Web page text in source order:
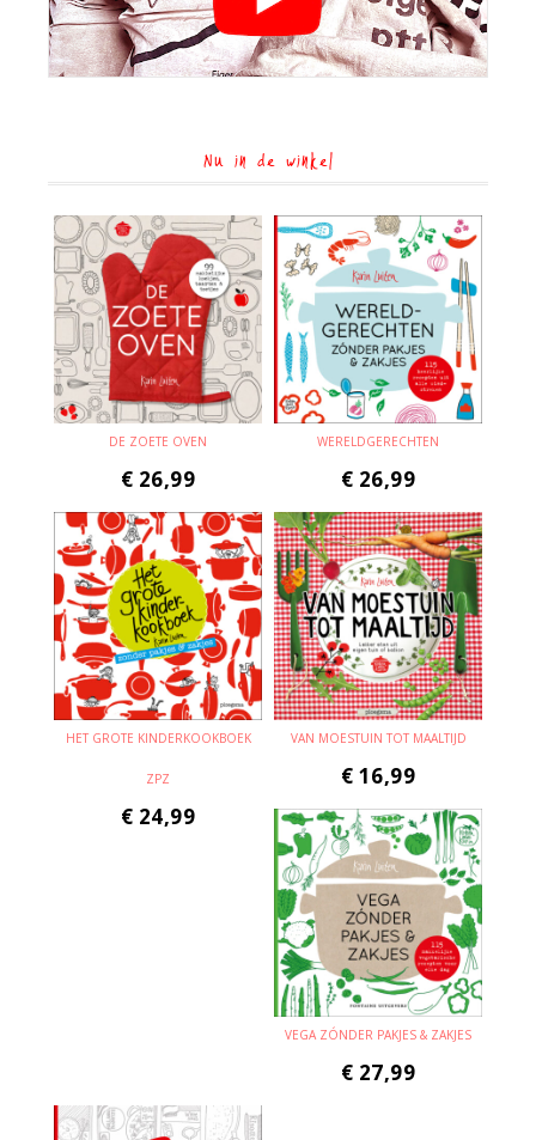
Nu in de winkel
DE ZOETE OVEN
€ 26,99
WERELDGERECHTEN
€ 26,99
HET GROTE KINDERKOOKBOEK
ZPZ
€ 24,99
VAN MOESTUIN TOT MAALTIJD
€ 16,99
VEGA ZÓNDER PAKJES & ZAKJES
€ 27,99